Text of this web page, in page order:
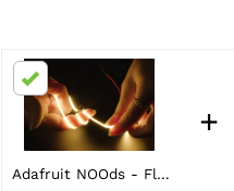
Adafruit NOOds - Fleksibel LED Filament - 3V 300mm lang - Gul
+